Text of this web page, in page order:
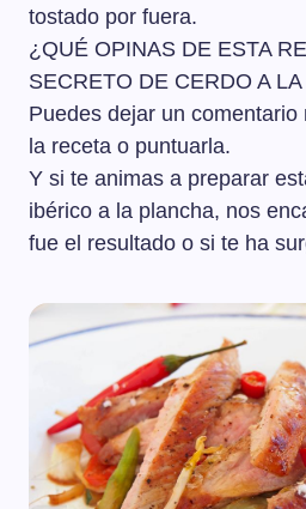
tostado por fuera.
¿QUÉ OPINAS DE ESTA
SECRETO DE CERDO A
Puedes dejar un
la receta o puntuarla.
Y si te animas a preparar
ibérico a la plancha, nos
fue el resultado o si te ha